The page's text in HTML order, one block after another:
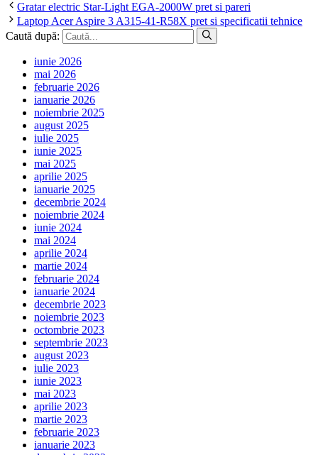
Gratar electric Star-Light EGA-2000W pret si pareri
Laptop Acer Aspire 3 A315-41-R58X pret si specificatii tehnice
Caută după:
iunie 2026
mai 2026
februarie 2026
ianuarie 2026
noiembrie 2025
august 2025
iulie 2025
iunie 2025
mai 2025
aprilie 2025
ianuarie 2025
decembrie 2024
noiembrie 2024
iunie 2024
mai 2024
aprilie 2024
martie 2024
februarie 2024
ianuarie 2024
decembrie 2023
noiembrie 2023
octombrie 2023
septembrie 2023
august 2023
iulie 2023
iunie 2023
mai 2023
aprilie 2023
martie 2023
februarie 2023
ianuarie 2023